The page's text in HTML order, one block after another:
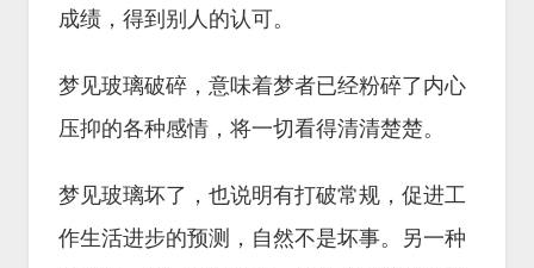
成绩，得到别人的认可。
梦见玻璃破碎，意味着梦者已经粉碎了内心
压抑的各种感情，将一切看得清清楚楚。
梦见玻璃坏了，也说明有打破常规，促进工
作生活进步的预测，自然不是坏事。另一种